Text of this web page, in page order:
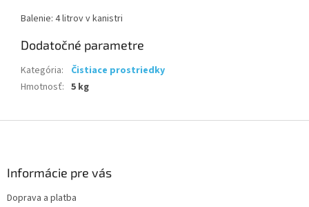
Balenie: 4 litrov v kanistri
Dodatočné parametre
Kategória:
Čistiace prostriedky
Hmotnosť: 5 kg
Informácie pre vás
Doprava a platba